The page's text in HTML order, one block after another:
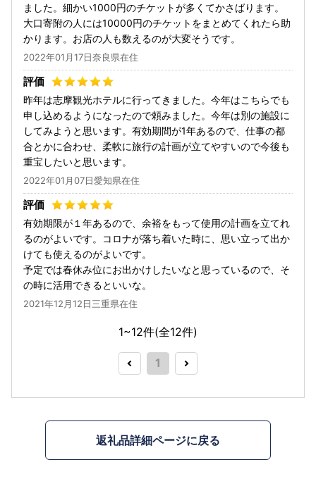
ました。細かい1000円のチケットが多くてかさばります。
大口寄附の人には10000円のチケットをまとめてくれたら助
かります。お店の人も数えるのが大変そうです。
2022年01月17日奈良県在住
昨年は志摩観光ホテルに行ってきました。今年はこちらでも
申し込めるようになったので頼みました。今年は別の施設に
してみようと思います。有効期間が1年あるので、仕事の都
合とかに合わせ、柔軟に旅行の計画が立てやすいので今後も
重宝したいと思います。
2022年01月07日愛知県在住
有効期限が１年あるので、余裕をもって使用の計画を立てれ
るのがよいです。コロナが落ち着いた時に、思い立って出か
けても使えるのがよいです。
予定では春休み位にお出かけしたいなと思っているので、そ
の時に活用できるといいな。
2021年12月12日三重県在住
1~12件(全12件)
1
返礼品詳細ページに戻る